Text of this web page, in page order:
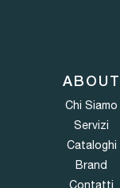
ABOUT
Chi Siamo
Servizi
Cataloghi
Brand
Contatti